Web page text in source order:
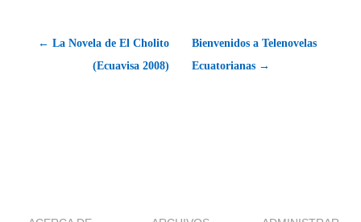
← La Novela de El Cholito
(Ecuavisa 2008)
Bienvenidos a Telenovelas
Ecuatorianas →